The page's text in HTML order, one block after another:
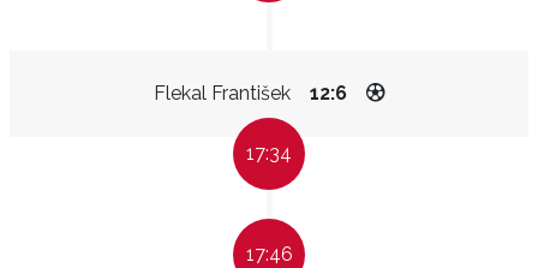
Flekal František 12:6
17:34
17:46